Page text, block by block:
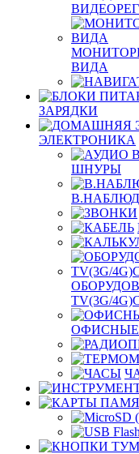
ВИДА
ЗАРЯДКИ
ЭЛЕКТРОНИКА
ШНУРЫ
TV(3G/
ОФИСНЫЕ